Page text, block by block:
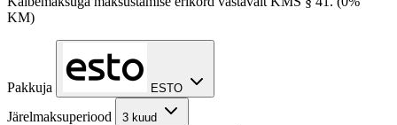
KM)
Pakkuja ESTO
Järelmaksuperiood 3 kuud